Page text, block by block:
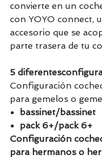
convierte en un
con YOYO connect,
accesorio que se
parte trasera de tu
5
Configuración
para gemelos o
bassinet/bassinet
pack 6+/pack 6+
Configuración
para hermanos o